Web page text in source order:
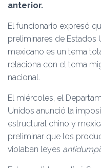
anterior.
El funcionario expresó
preliminares de Estados
mexicano es un tema
relaciona con el tema
nacional.
El miércoles, el
Unidos anunció la
estructural chino y
preliminar que los
violaban leyes